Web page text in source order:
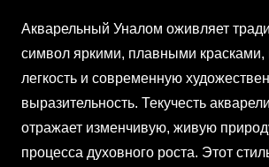
Акварельный Уналом оживляет
символ яркими, плавными красками,
легкость и современную
выразительность. Текучесть
отражает изменчивую, живую
процесса духовного роста. Этот